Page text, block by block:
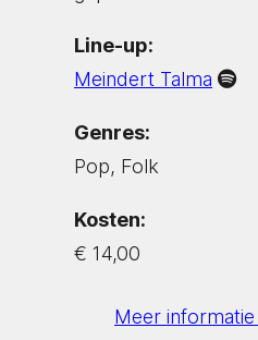
Line-up:
Meindert Talma
Genres:
Pop, Folk
Kosten:
€ 14,00
Meer